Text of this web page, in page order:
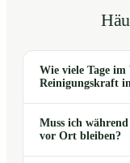
Wie viele Tage im
Reinigungskraft
Muss ich
vor Ort bleiben?